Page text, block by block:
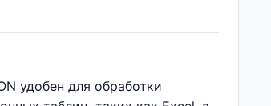
удобен для обработки